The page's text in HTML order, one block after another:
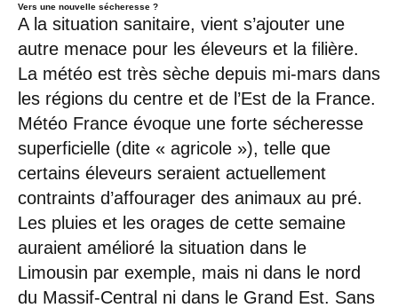
Vers une nouvelle sécheresse ?
A la situation sanitaire, vient s’ajouter une
autre menace pour les éleveurs et la filière.
La météo est très sèche depuis mi-mars dans
les régions du centre et de l’Est de la France.
Météo France évoque une forte sécheresse
superficielle (dite « agricole »), telle que
certains éleveurs seraient actuellement
contraints d’affourager des animaux au pré.
Les pluies et les orages de cette semaine
auraient amélioré la situation dans le
Limousin par exemple, mais ni dans le nord
du Massif-Central ni dans le Grand Est. Sans